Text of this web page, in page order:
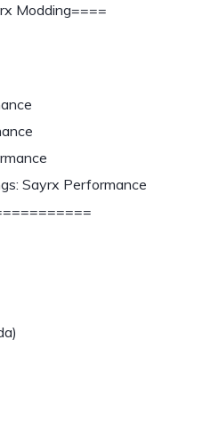
Modding====
Sayrx Performance